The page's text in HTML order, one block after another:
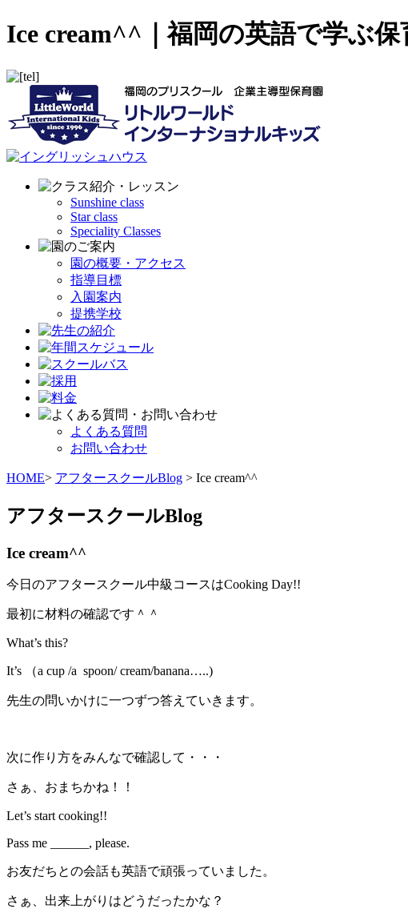
Ice cream^^｜福岡の英語で学ぶ
Sunshine class
Star class
Speciality Classes
園の概要・アクセス
指導目標
入園案内
提携学校
よくある質問
お問い合わせ
HOME> アフタースクールBlog > Ice cream^^
アフタースクールBlog
Ice cream^^
今日のアフタースクール中級コースはCooking Day!!
最初に材料の確認です＾＾
What’s this?
It’s （a cup /a spoon/ cream/banana…..)
先生の問いかけに一つずつ答えていきます。
次に作り方をみんなで確認して・・・
さぁ、おまちかね！！
Let’s start cooking!!
Pass me ______, please.
お友だちとの会話も英語で頑張っていました。
さぁ、出来上がりはどうだったかな？